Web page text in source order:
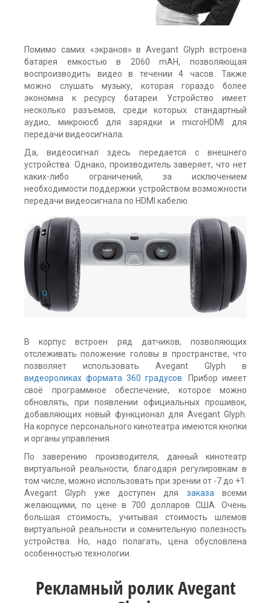
Помимо самих «экранов» в Avegant Glyph встроена
батарея емкостью в 2060 mAH, позволяющая
воспроизводить видео в течении 4 часов. Также
можно слушать музыку, которая гораздо более
экономна к ресурсу батареи. Устройство имеет
несколько разъемов, среди которых стандартный
аудио, микроюсб для зарядки и microHDMI для
передачи видеосигнала.
Да, видеосигнал здесь передается с внешнего
устройства. Однако, производитель заверяет, что нет
каких-либо ограничений, за исключением
необходимости поддержки устройством возможности
передачи видеосигнала по HDMI кабелю.
В корпус встроен ряд датчиков, позволяющих
отслеживать положение головы в пространстве, что
позволяет использовать Avegant Glyph в
видеороликах формата 360 градусов . Прибор имеет
своё программное обеспечение, которое можно
обновлять, при появлении официальных прошивок,
добавляющих новый функционал для Avegant Glyph.
На корпусе персонального кинотеатра имеются кнопки
и органы управления.
По заверению производителя, данный кинотеатр
виртуальной реальности, благодаря регулировкам в
том числе, можно использовать при зрении от -7 до +1.
Avegant Glyph уже доступен для заказа всеми
желающими, по цене в 700 долларов США. Очень
большая стоимость, учитывая стоимость шлемов
виртуальной реальности и сомнительную полезность
устройства. Но, надо полагать, цена обусловлена
особенностью технологии.
Рекламный ролик Avegant